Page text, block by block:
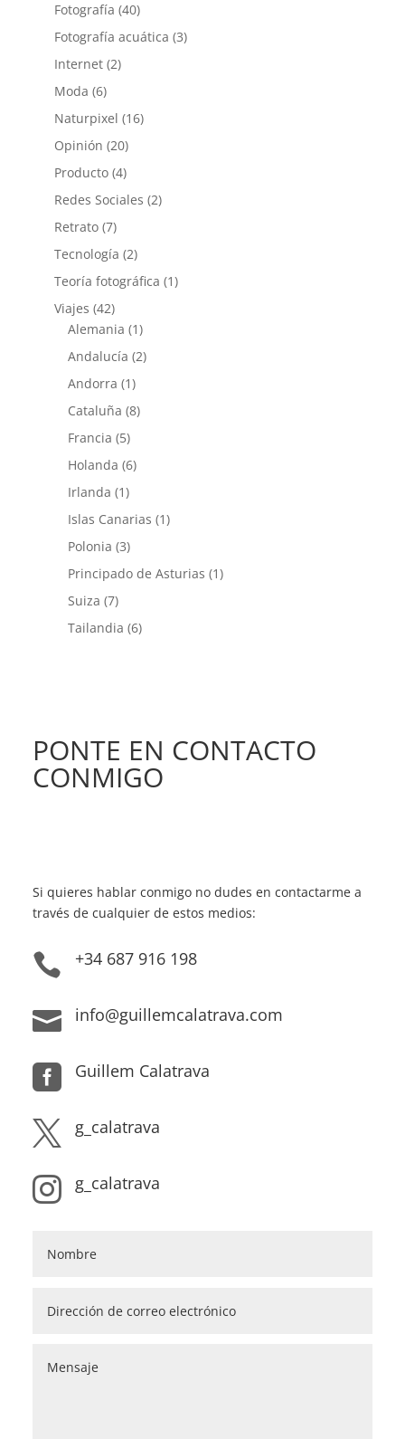
Fotografía (40)
Fotografía acuática (3)
Internet(2)
Moda (6)
Naturpixel (16)
Opinión (20)
Producto(4)
Redes Sociales (2)
Retrato(7)
Tecnología (2)
Teoría fotográfica (1)
Viajes (42)
Alemania (1)
Andalucía (2)
Andorra (1)
Cataluña (8)
Francia (5)
Holanda (6)
Irlanda (1)
Islas Canarias (1)
Polonia (3)
Principado de Asturias (1)
Suiza (7)
Tailandia (6)
PONTE EN CONTACTO
CONMIGO
Si quieres hablar conmigo no dudes en contactarme a
través de cualquier de estos medios:
 +34 687 916 198
 info@guillemcalatrava.com
 Guillem Calatrava
 g_calatrava
 g_calatrava